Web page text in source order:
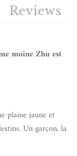
Reviews
moine Zhu est
plaine jaune et
Un garçon, la